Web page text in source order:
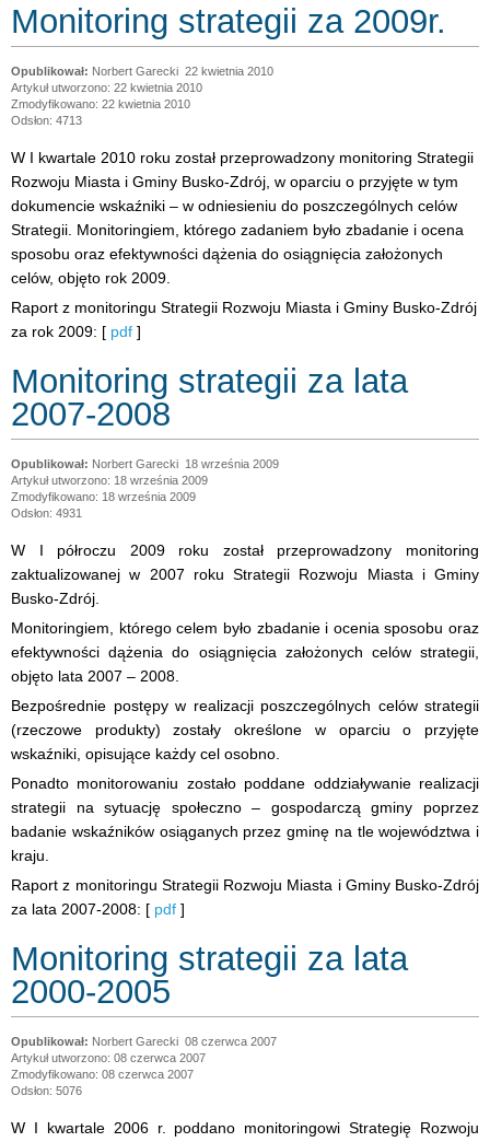
Monitoring strategii za 2009r.
Norbert Garecki 22 kwietnia 2010
Artykuł utworzono: 22 kwietnia 2010
Zmodyfikowano: 22 kwietnia 2010
Odsłon: 4713
W I kwartale 2010 roku został przeprowadzony monitoring Strategii
Rozwoju Miasta i Gminy Busko-Zdrój, w oparciu o przyjęte w tym
dokumencie wskaźniki – w odniesieniu do poszczególnych celów
Strategii. Monitoringiem, którego zadaniem było zbadanie i ocena
sposobu oraz efektywności dążenia do osiągnięcia założonych
celów, objęto rok 2009.
Raport z monitoringu Strategii Rozwoju Miasta i Gminy Busko-Zdrój
za rok 2009: [ pdf ]
Monitoring strategii za lata
2007-2008
Norbert Garecki 18 września 2009
Artykuł utworzono: 18 września 2009
Zmodyfikowano: 18 września 2009
Odsłon: 4931
W I półroczu 2009 roku został przeprowadzony monitoring
zaktualizowanej w 2007 roku Strategii Rozwoju Miasta i Gminy
Busko-Zdrój.
Monitoringiem, którego celem było zbadanie i ocenia sposobu oraz
efektywności dążenia do osiągnięcia założonych celów strategii,
objęto lata 2007 – 2008.
Bezpośrednie postępy w realizacji poszczególnych celów strategii
(rzeczowe produkty) zostały określone w oparciu o przyjęte
wskaźniki, opisujące każdy cel osobno.
Ponadto monitorowaniu zostało poddane oddziaływanie realizacji
strategii na sytuację społeczno – gospodarczą gminy poprzez
badanie wskaźników osiąganych przez gminę na tle województwa i
kraju.
Raport z monitoringu Strategii Rozwoju Miasta i Gminy Busko-Zdrój
za lata 2007-2008: [ pdf ]
Monitoring strategii za lata
2000-2005
Norbert Garecki 08 czerwca 2007
Artykuł utworzono: 08 czerwca 2007
Zmodyfikowano: 08 czerwca 2007
Odsłon: 5076
W I kwartale 2006 r. poddano monitoringowi Strategię Rozwoju